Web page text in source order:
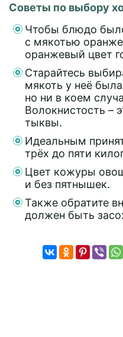
Советы по выбору
Чтобы блюдо
с мякотью
оранжевый цвет
Старайтесь
мякоть у неё
но ни в коем
Волокнистость –
тыквы.
Идеальным
трёх до пяти
Цвет кожуры
и без пятнышек.
Также обратите
должен быть